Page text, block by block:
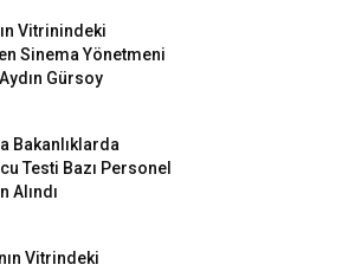
Vitrinindeki
Sinema Yönetmeni
Gürsoy
Bakanlıklarda
Testi Bazı Personel
Alındı
Vitrindeki